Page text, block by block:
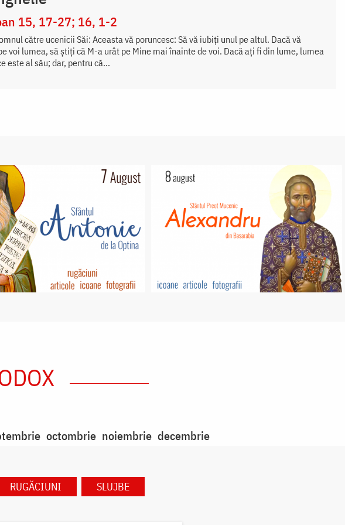
15, 17-27; 16, 1-2
către ucenicii Săi: Aceasta vă poruncesc: Să vă iubiți unul pe altul. Dacă vă
voi lumea, să știți că M-a urât pe Mine mai înainte de voi. Dacă ați fi din lume, lumea
este al său; dar, pentru că...
octombrie noiembrie decembrie
RUGĂCIUNI SLUJBE